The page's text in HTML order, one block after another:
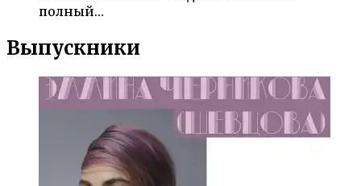
полный…
Выпускники